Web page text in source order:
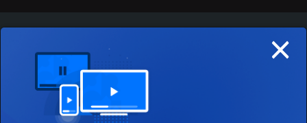
Disponível para iOS, Android, Apple TV, Android TV e
×